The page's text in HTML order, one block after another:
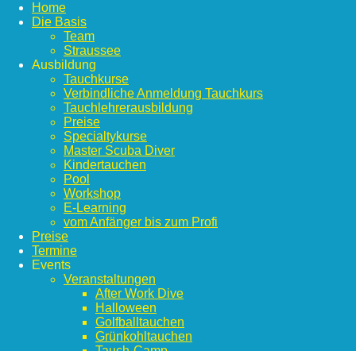
Home
Die Basis
Team
Straussee
Ausbildung
Tauchkurse
Verbindliche Anmeldung Tauchkurs
Tauchlehrerausbildung
Preise
Specialtykurse
Master Scuba Diver
Kindertauchen
Pool
Workshop
E-Learning
vom Anfänger bis zum Profi
Preise
Termine
Events
Veranstaltungen
After Work Dive
Halloween
Golfballtauchen
Grünkohltauchen